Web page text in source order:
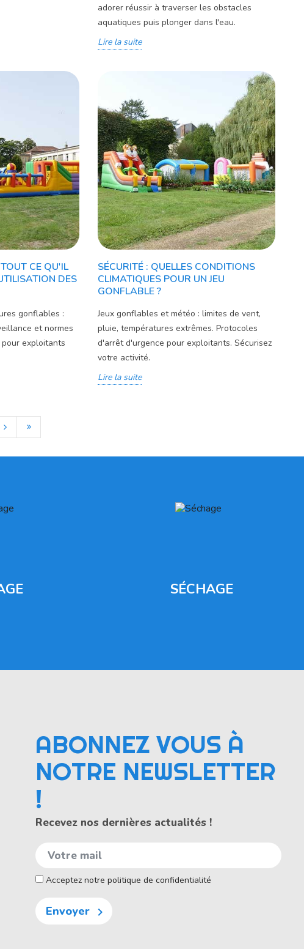
adorer réussir à traverser les obstacles
aquatiques puis plonger dans l'eau.
Lire la suite
CE QU'IL
DES
gonflables :
et normes
exploitants
SÉCURITÉ : QUELLES CONDITIONS
CLIMATIQUES POUR UN JEU
GONFLABLE ?
Jeux gonflables et météo : limites de vent,
pluie, températures extrêmes. Protocoles
d'arrêt d'urgence pour exploitants. Sécurisez
votre activité.
Lire la suite
SÉCHAGE
ABONNEZ VOUS À
NOTRE NEWSLETTER
!
Recevez nos dernières actualités !
Acceptez notre politique de confidentialité
Envoyer 